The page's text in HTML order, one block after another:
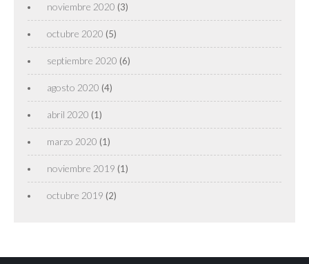
noviembre 2020 (3)
octubre 2020 (5)
septiembre 2020 (6)
agosto 2020 (4)
abril 2020 (1)
marzo 2020 (1)
noviembre 2019 (1)
octubre 2019 (2)